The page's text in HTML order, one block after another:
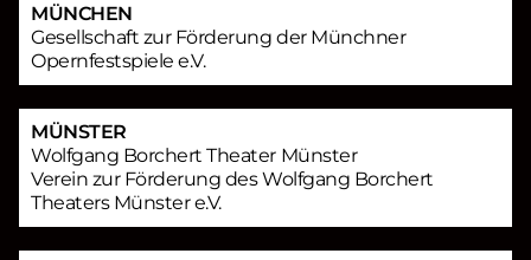
MÜNCHEN
Gesellschaft zur Förderung der Münchner
Opernfestspiele e.V.
MÜNSTER
Wolfgang Borchert Theater Münster
Verein zur Förderung des Wolfgang Borchert
Theaters Münster e.V.